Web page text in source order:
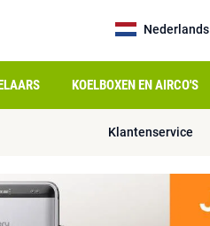
Nederlands
KOELBOXEN EN AIRCO'S
Klantenservice